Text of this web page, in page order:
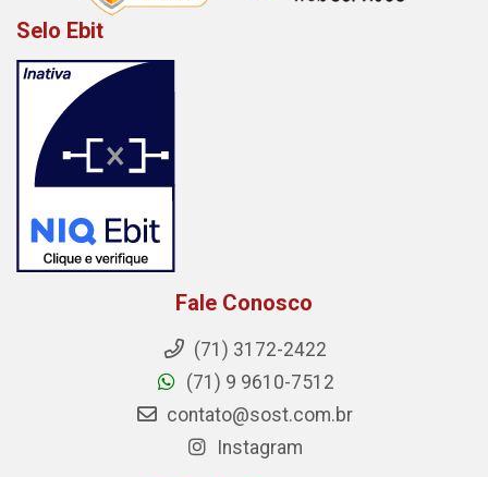
Selo Ebit
Fale Conosco
(71) 3172-2422
(71) 9 9610-7512
contato@sost.com.br
Instagram